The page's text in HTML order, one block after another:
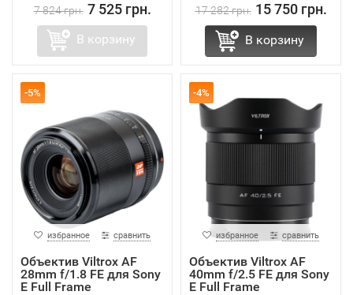
7 824 грн. 7 525 грн.
В корзину
17 282 грн. 15 750 грн.
В корзину
-5%
избранное сравнить
Объектив Viltrox AF
28mm f/1.8 FE для Sony
E Full Frame
-4%
избранное сравнить
Объектив Viltrox AF
40mm f/2.5 FE для Sony
E Full Frame